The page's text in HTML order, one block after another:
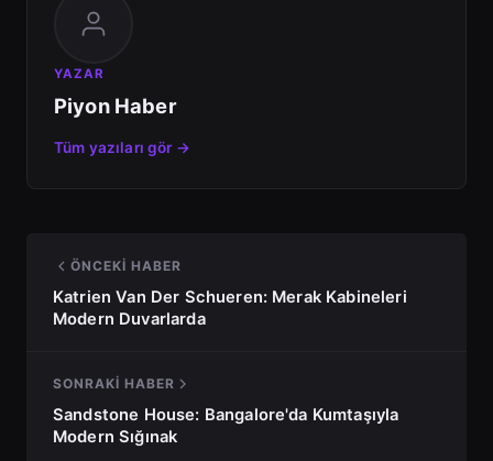
YAZAR
Piyon Haber
Tüm yazıları gör →
ÖNCEKI HABER
Katrien Van Der Schueren: Merak Kabineleri
Modern Duvarlarda
SONRAKI HABER
Sandstone House: Bangalore'da Kumtaşıyla
Modern Sığınak